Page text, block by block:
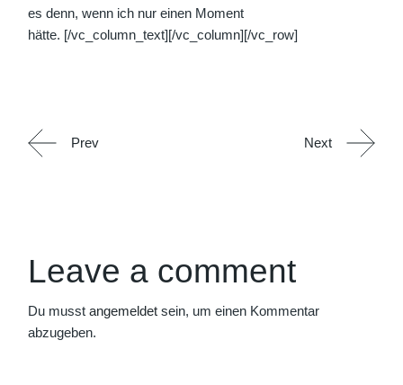
es denn, wenn ich nur einen Moment
hätte. [/vc_column_text][/vc_column][/vc_row]
Prev Next
Leave a comment
Du musstangemeldet sein, um einen Kommentar
abzugeben.